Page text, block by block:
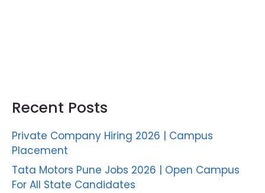
Recent Posts
Private Company Hiring 2026 | Campus
Placement
Tata Motors Pune Jobs 2026 | Open Campus
For All State Candidates